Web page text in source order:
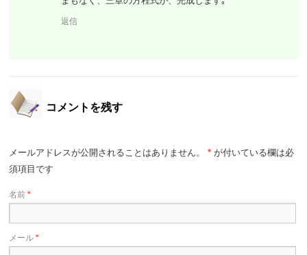
返信
コメントを残す
メールアドレスが公開されることはありません。 * が付いている欄は必
須項目です
名前*
メール*